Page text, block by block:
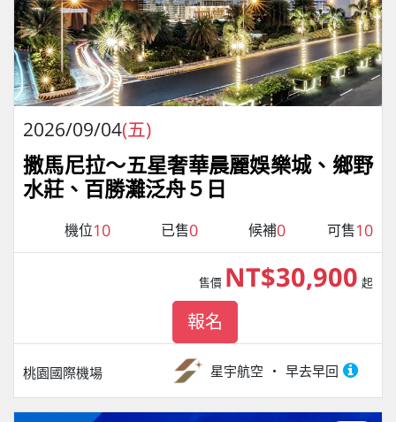
2026/09/04(五)
撒馬尼拉～五星奢華晨麗娛樂城、鄉野
水莊、百勝灘泛舟５日
機位10 已售0 候補0 可售10
桃園國際機場 星宇航空 早去早回
售價 NT$30,900 起
報名